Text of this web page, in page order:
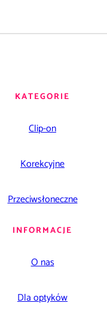
KATEGORIE
Clip-on
Korekcyjne
Przeciwsłoneczne
INFORMACJE
O nas
Dla optyków